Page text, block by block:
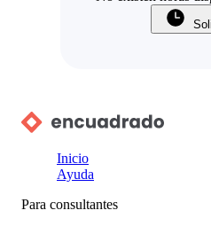
Inicio
Ayuda
Para consultantes